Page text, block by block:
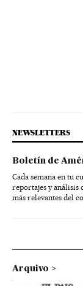
NEWSLETTERS
Boletín de
Cada semana en tu
reportajes y análisis
más relevantes del
Arquivo